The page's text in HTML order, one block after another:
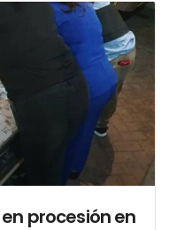
procesión en